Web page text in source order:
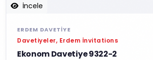
İncele
ERDEM DAVETIYE
Davetiyeler, Erdem İnvitations
Ekonom Davetiye 9322-2